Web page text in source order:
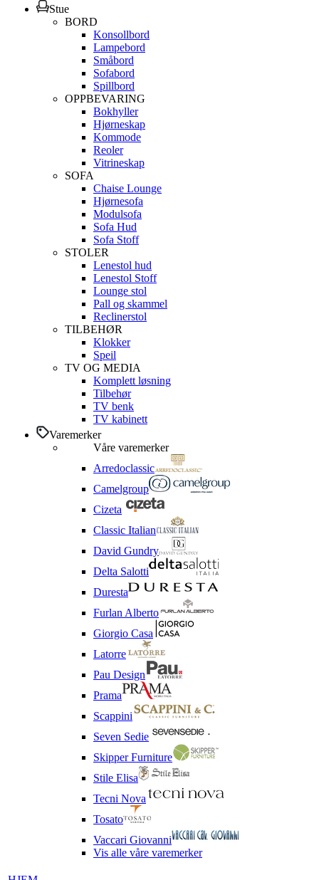
Stue
BORD
Konsollbord
Lampebord
Småbord
Sofabord
Spillbord
OPPBEVARING
Bokhyller
Hjørneskap
Kommode
Reoler
Vitrineskap
SOFA
Chaise Lounge
Hjørnesofa
Modulsofa
Sofa Hud
Sofa Stoff
STOLER
Lenestol hud
Lenestol Stoff
Lounge stol
Pall og skammel
Reclinerstol
TILBEHØR
Klokker
Speil
TV OG MEDIA
Komplett løsning
Tilbehør
TV benk
TV kabinett
Varemerker
Våre varemerker
Arredoclassic
Camelgroup
Cizeta
Classic Italian
David Gundry
Delta Salotti
Duresta
Furlan Alberto
Giorgio Casa
Latorre
Pau Design
Prama
Scappini
Seven Sedie
Skipper Furniture
Stile Elisa
Tecni Nova
Tosato
Vaccari Giovanni
Vis alle våre varemerker